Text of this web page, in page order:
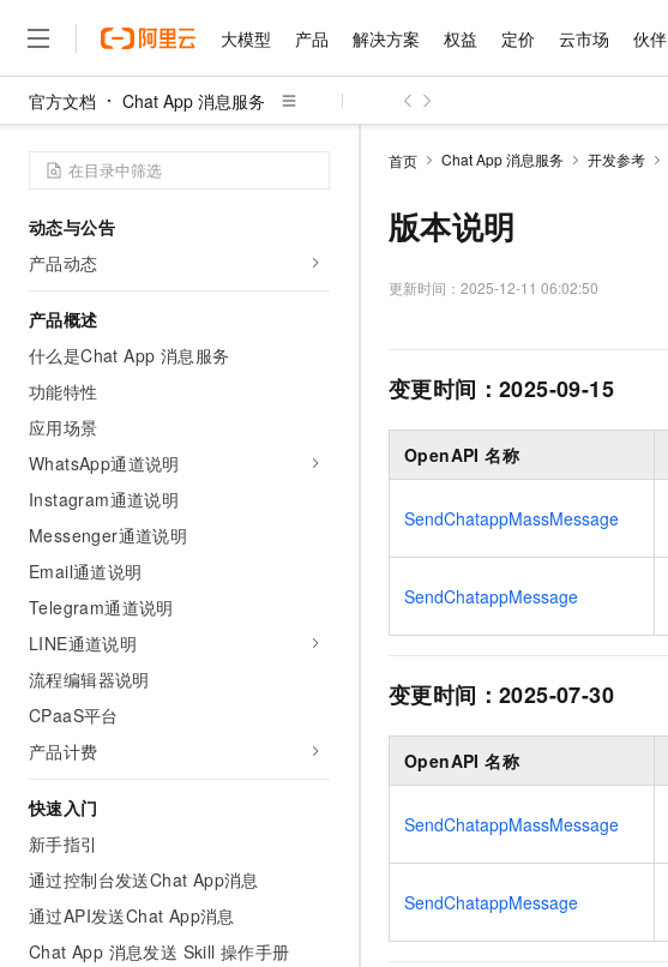
大模型 产品 解决方案 权益 定价 云市场 伙伴
官方文档 Chat App 消息服务
动态与公告
产品动态
产品概述
什么是Chat App 消息服务
功能特性
应用场景
WhatsApp通道说明
Instagram通道说明
Messenger通道说明
Email通道说明
Telegram通道说明
LINE通道说明
流程编辑器说明
CPaaS平台
产品计费
快速入门
新手指引
通过控制台发送Chat App消息
通过API发送Chat App消息
Chat App 消息发送 Skill 操作手册
首页 Chat App 消息服务 开发参考
版本说明
更新时间： 2025-12-11 06:02:50
变更时间： 2025-09-15
OpenAPI 名称
SendChatappMassMessage
SendChatappMessage
变更时间： 2025-07-30
OpenAPI 名称
SendChatappMassMessage
SendChatappMessage
大模型
千问AI平台
智能体时代全能旗舰模型
Qwen3.7-Plus
能看、能想、能动手的多模态智能体模型
Qwen3-VL-Plus
大模型服务
千问AI平台-Token Plan NEW
千问AI平台-模型体验
Happy 系列大模型
新一代 AI 视频生成模型，深度适配广告营销等场景
产品
精选产品
人工智能与机器学习
计算
容器
存储
网络与CDN
安全
中间件
大数据计算
媒体服务
企业服务与云通信
域名与网站
终端用户计算
Serverless
精选产品
大模型服务与应用平台
多元化、高性能、安全可靠的大模型服务
云解析DNS
覆盖公网/内网、递归/权威、移动APP等全场景解析服务
云原生大数据计算服务 MaxCompute
面向分析的企业级SaaS模式云数据仓库
解决方案
精选解决方案
AI
互联网应用开发
大数据
现代化应用
安全
网络
可观测
上云与迁云
企业出海
政企业务
精选解决方案
上传文档即自动完成翻译和格式还原
快速拥有专属 OpenClaw
让AI从“聊天伙伴”进化为能干活的“数字员工”
权益 普惠上云
云服务器38元/年起，超值低价云产品抢先购
推荐新用户得奖励，单订单最高返9万
免费试用
解决方案免费试用 新老同享
最高领取价值200元试用点，立即开启云上创新
AI 产品 免费试用
140+云产品 免费试用
大模型ACA认证体验
助力企业全员 AI 认知与能力提升
定价 产品定价
了解云产品的定价详情
云上成本管理
管理和优化成本
云市场 精选商城
多端小程序
Tuya 物联网平台阿里云版
蓝凌 OA
电子合同
畅捷通
生态解决方案
行业生态解决方案
开发者生态解决方案
AI 开发和 AI 应用解决方案
伙伴 成为销售伙伴
咨询伙伴
销售伙伴合作计划
Salesforce On Alibaba Cloud
AI 大模型销售与服务生态合作计划
服务 售前咨询
售后服务
自助服务
工单服务
短信专区
了解阿里云 为什么选择阿里云
技术领先
研究报告与白皮书
天池大赛
AI 算法大赛
云开发大赛
入门学习赛